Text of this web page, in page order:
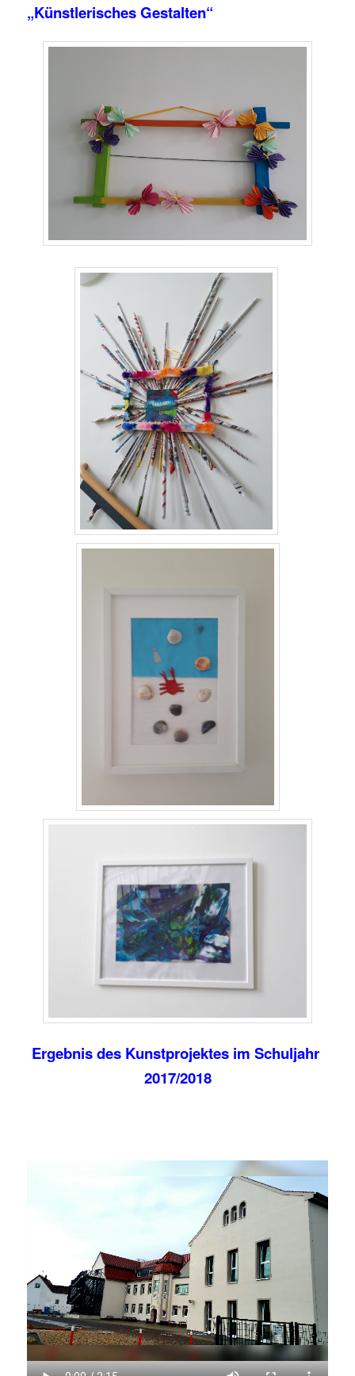
„Künstlerisches Gestalten“
Ergebnis des Kunstprojektes im Schuljahr
2017/2018